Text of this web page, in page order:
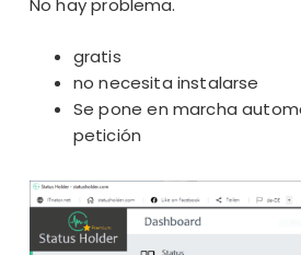
No hay problema.
gratis
no necesita instalarse
Se pone en marcha
petición